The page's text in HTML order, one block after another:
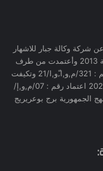
شركة وكالة جبار للاشهار
الدعاية التجارية و الخدمات جادت, تأسست سنة 2013 وأعتمدت من طرف
وزارة الاتصال بتاريخ:11أفريل سنة 2021تحت رقم : 321/م,و,ا,ّو,ا/21 وتكيفت
مع قانون الاعلام 2023 بتاريخ : 16افريل سنة 2024 اعتماد رقم : 07/م,و,إ/